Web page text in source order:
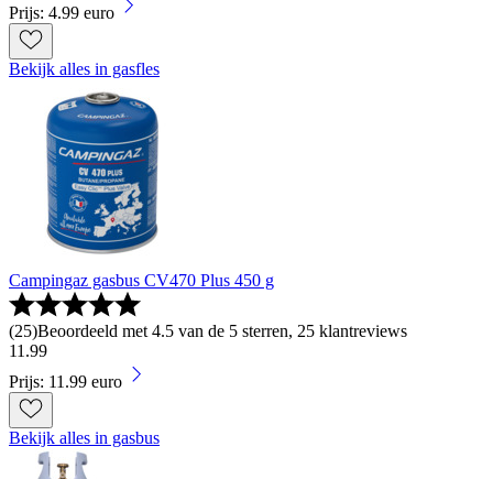
Prijs: 4.99 euro
Bekijk alles in gasfles
Campingaz gasbus CV470 Plus 450 g
(25)Beoordeeld met 4.5 van de 5 sterren, 25 klantreviews
11 .99
Prijs: 11.99 euro
Bekijk alles in gasbus